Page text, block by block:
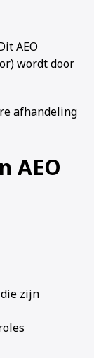
AEO
wordt door
afhandeling
AEO
zijn